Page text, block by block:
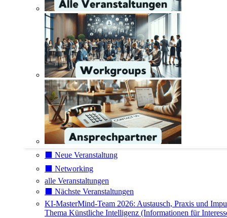
⬛️ Neue Veranstaltung
⬛️ Networking
alle Veranstaltungen
⬛️ Nächste Veranstaltungen
KI-MasterMind-Team 2026: Austausch, Praxis und
Thema Künstliche Intelligenz (Informationen für